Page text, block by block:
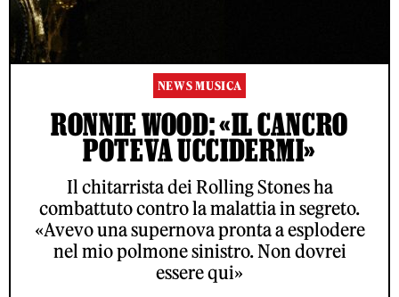
NEWS MUSICA
RONNIE WOOD: «IL CANCRO
POTEVA UCCIDERMI»
Il chitarrista dei Rolling Stones ha
combattuto contro la malattia in segreto.
«Avevo una supernova pronta a esplodere
nel mio polmone sinistro. Non dovrei
essere qui»